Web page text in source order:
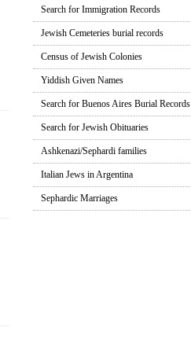
Search for Immigration Records
Jewish Cemeteries burial records
Census of Jewish Colonies
Yiddish Given Names
Search for Buenos Aires Burial Records
Search for Jewish Obituaries
Ashkenazi/Sephardi families
Italian Jews in Argentina
Sephardic Marriages